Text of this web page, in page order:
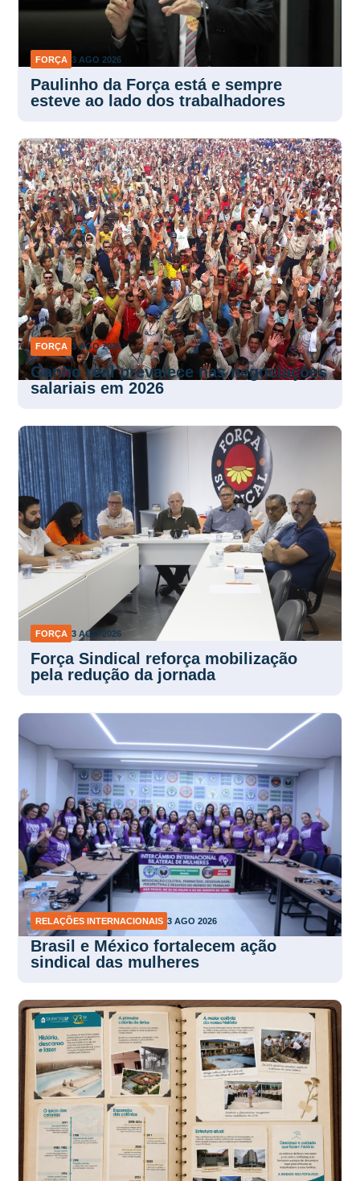
FORÇA 3 AGO 2026
Paulinho da Força está e sempre
esteve ao lado dos trabalhadores
FORÇA 3 AGO 2026
Ganho real prevalece nas negociações
salariais em 2026
FORÇA 3 AGO 2026
Força Sindical reforça mobilização
pela redução da jornada
RELAÇÕES INTERNACIONAIS 3 AGO 2026
Brasil e México fortalecem ação
sindical das mulheres